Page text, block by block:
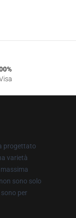
progettato
varietà
sono solo
per